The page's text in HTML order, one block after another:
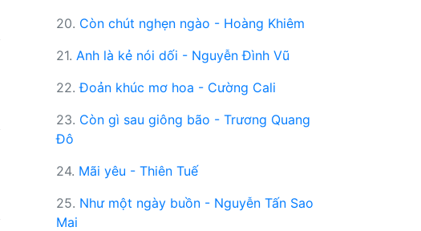
20. Còn chút nghẹn ngào - Hoàng Khiêm
21. Anh là kẻ nói dối - Nguyễn Đình Vũ
22.Đoản khúc mơ hoa - Cường Cali
23. Còn gì sau giông bão - Trương Quang
Đô
24. Mãi yêu - Thiên Tuế
25. Như một ngày buồn - Nguyễn Tấn Sao
Mai